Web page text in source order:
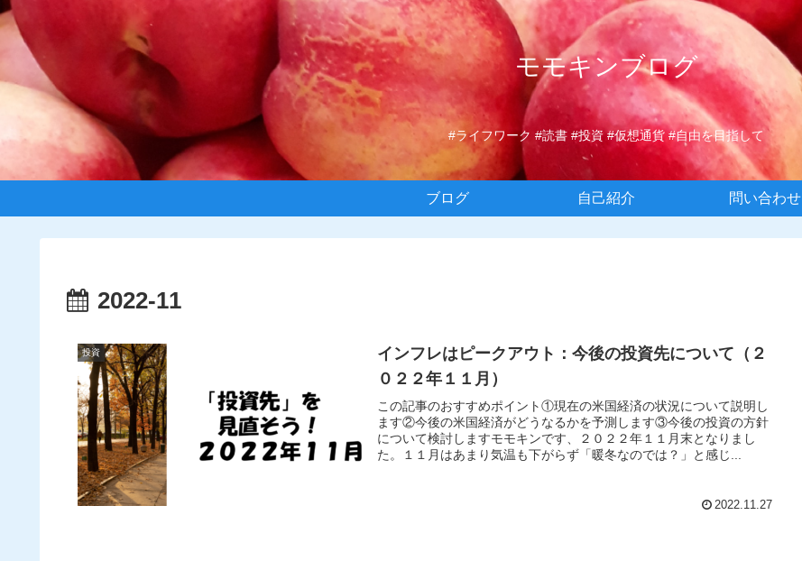
モモキンブログ
#ライフワーク #読書 #投資 #仮想通貨 #自由を目指して
ブログ 自己紹介 問い合わせ
2022-11
投資
インフレはピークアウト：今後の投資先について（２
０２２年１１月）
この記事のおすすめポイント①現在の米国経済の状況について説明し
ます②今後の米国経済がどうなるかを予測します③今後の投資の方針
について検討しますモモキンです、２０２２年１１月末となりまし
た。１１月はあまり気温も下がらず「暖冬なのでは？」と感じ...
2022.11.27